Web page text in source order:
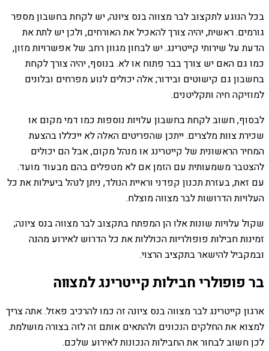
בכל הנוגע לתקצוב לבר מצווה בנס ציונה, יש לקחת בחשבון מספר
גורמים. ראשית, יהיה צורך להאכיל את האורחים, ולכן יש לתת את
הדעת על שירותי קייטרינג. יש לבחון מגוון רחב של אפשרויות מזון,
כמו גם האם יש צורך בבר פתוח או לא. בנוסף, יהיה צורך לקחת
בחשבון גם קישוטים ובידור; אלה יכולים לנוע מפרחים ובלונים
למוזיקה חיה ותקליטנים.
לבסוף, חשוב לקחת בחשבון עלויות נוספות כמו דמי מקום או
שכירת צוות מלצרים. ייתכן שהפריטים האלה לא ייכללו בהצעת
המחיר הראשונית של קייטרינג או מנהל מקום, אבל הם יכולים
להצטבר משמעותית עם הזמן אם לא מטפלים בהם מבעוד מועד.
עם זאת, בעזרת תכנון קפדני וראיית הנולד, ניתן לנהל ביעילות את כל
העלויות הדרושות לבר מצווה מוצלח.
שקול עלויות שונות אלו הן המפתח בתקצוב לבר מצווה בנס ציונה;
זמינות חבילות פופולריות הכוללות את כל הדרוש לאירוע מהנה
ובמקביל להישאר בתקציב הרצוי.
בר פופולרי חבילות קייטרינג למצווה
ארגון קייטרינג לבר מצווה בנס ציונה זה כמו להרכיב פאזל. אתה צריך
למצוא את החלקים הנכונים ולהתאים אותם זה לזה בצורה מושלמת.
לכן חשוב לבחור את החבילות הנכונות לאירוע שלכם.